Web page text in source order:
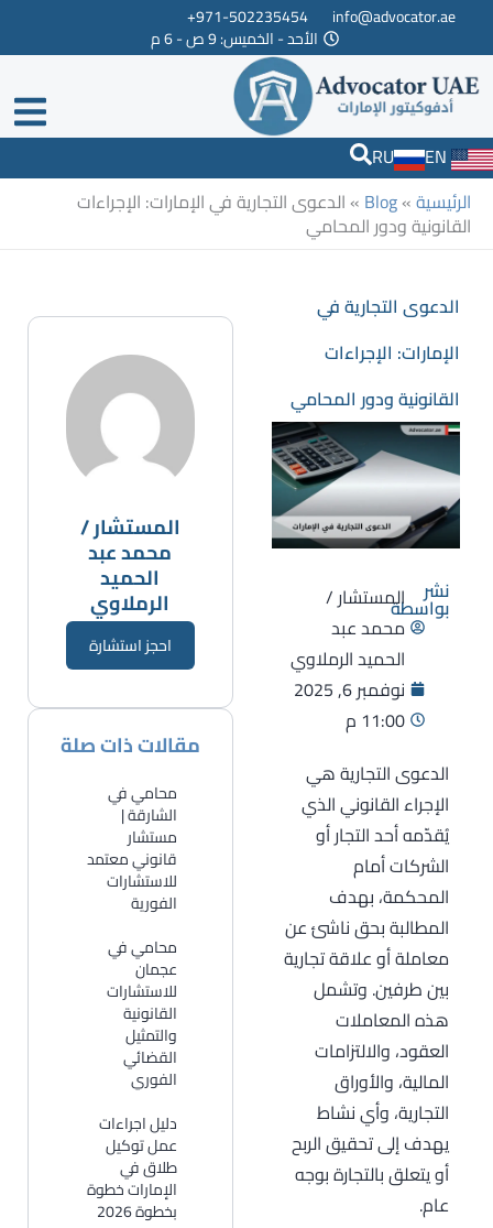
تخطي
المحتوى
info@advocator.ae
971-502235454+
الأحد - الخميس: 9 ص - 6 م
EN
RU
الرئيسية»
Blog
» الدعوى التجارية في الإمارات: الإجراءات
القانونية ودور المحامي
الدعوى التجارية في
الإمارات: الإجراءات
القانونية ودور المحامي
نشر
بواسطةالمستشار /
محمد عبد
الحميد الرملاوي
نوفمبر 6, 2025
11:00 م
الدعوى التجارية هي
الإجراء القانوني الذي
يُقدّمه أحد التجار أو
الشركات أمام
المحكمة، بهدف
المطالبة بحق ناشئ عن
معاملة أو علاقة تجارية
بين طرفين. وتشمل
هذه المعاملات
العقود، والالتزامات
المالية، والأوراق
التجارية، وأي نشاط
يهدف إلى تحقيق الربح
أو يتعلق بالتجارة بوجه
عام.
المستشار /
محمد عبد
الحميد
الرملاوي
احجز استشارة
مقالات ذات صلة
محامي في
الشارقة |
مستشار
قانوني معتمد
للاستشارات
الفورية
​محامي في
عجمان
للاستشارات
القانونية
والتمثيل
القضائي
الفوري
دليل اجراءات
عمل توكيل
طلاق في
الإمارات خطوة
بخطوة 2026